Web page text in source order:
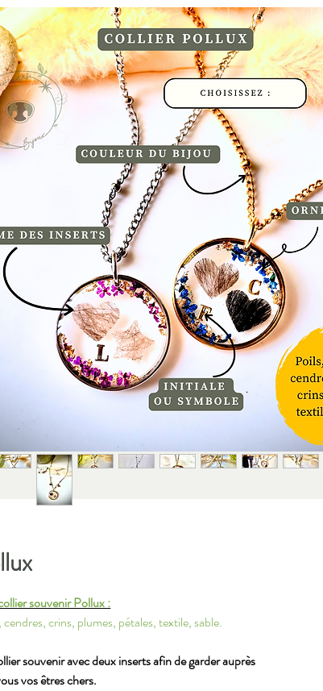
souvenir Pollux :
crins, plumes, pétales, textile, sable.
souvenir avec deux inserts afin de garder auprès
vos êtres chers.